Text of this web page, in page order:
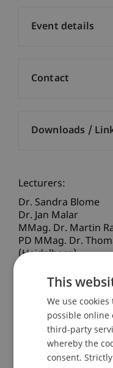
Lecturers:
Dr. Sandra Blome
Dr. Jan Malar
MMag. Dr. Martin
PD MMag. Dr.
(Heidelberg)
School or
Banking and
Auf
neue und sich
Event details
Contact
Downloads /
This
We use
possible online
third-party
whereby the
consent.